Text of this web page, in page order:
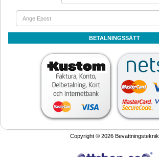
BETALNINGSSÄTT
Copyright © 2026 Bevattningsteknik